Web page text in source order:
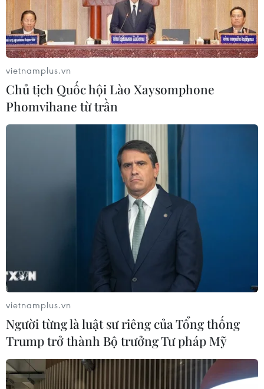
vietnamplus.vn
Chủ tịch Quốc hội Lào Xaysomphone
Phomvihane từ trần
vietnamplus.vn
Người từng là luật sư riêng của Tổng thống
Trump trở thành Bộ trưởng Tư pháp Mỹ